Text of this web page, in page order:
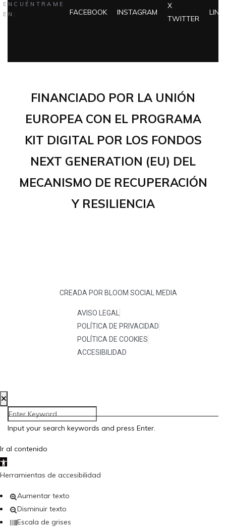
ENCUÉNTRAME
EN:
FACEBOOK INSTAGRAM
X
TWITTER
FINANCIADO POR LA UNIÓN
EUROPEA CON EL PROGRAMA
KIT DIGITAL POR LOS FONDOS
NEXT GENERATION (EU) DEL
MECANISMO DE RECUPERACIÓN
Y RESILIENCIA
CREADA POR BLOOM SOCIAL MEDIA
AVISO LEGAL
POLÍTICA DE PRIVACIDAD
POLÍTICA DE COOKIES
ACCESIBILIDAD
Input your search keywords and press Enter.
Ir al contenido
Abrir barra de herramientas
Herramientas de accesibilidad
Aumentar texto
Disminuir texto
Escala de grises